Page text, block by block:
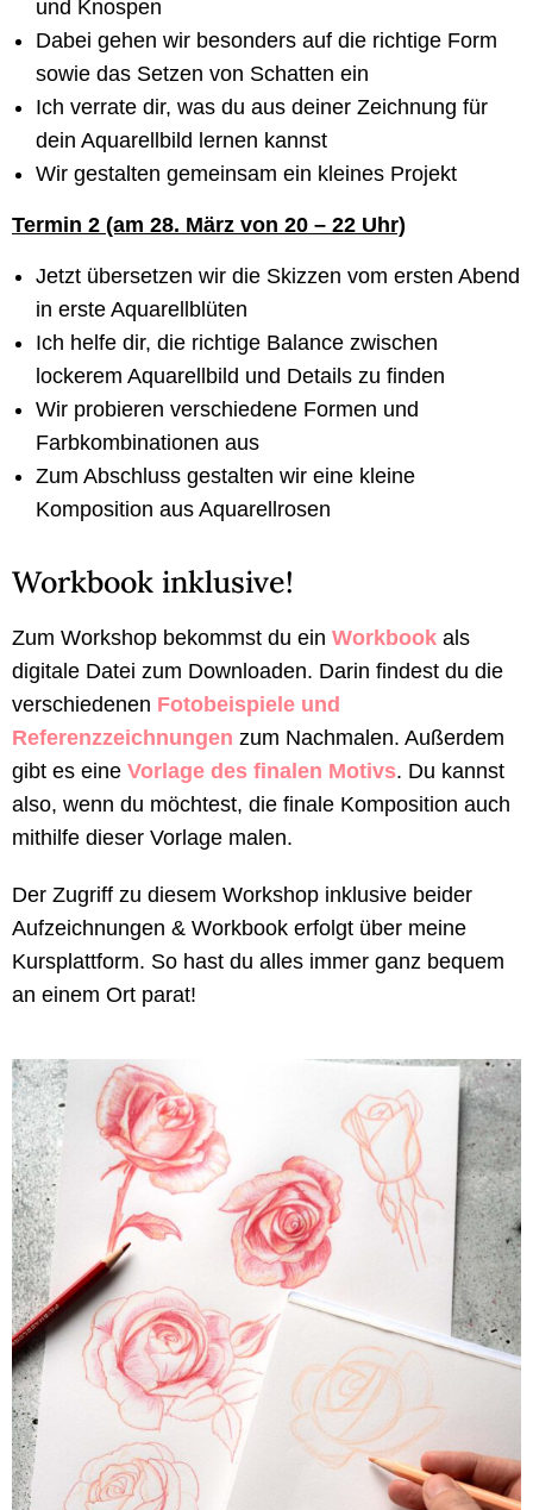
und Knospen
Dabei gehen wir besonders auf die richtige Form
sowie das Setzen von Schatten ein
Ich verrate dir, was du aus deiner Zeichnung für
dein Aquarellbild lernen kannst
Wir gestalten gemeinsam ein kleines Projekt
Termin 2 (am 28. März von 20 – 22 Uhr)
Jetzt übersetzen wir die Skizzen vom ersten Abend
in erste Aquarellblüten
Ich helfe dir, die richtige Balance zwischen
lockerem Aquarellbild und Details zu finden
Wir probieren verschiedene Formen und
Farbkombinationen aus
Zum Abschluss gestalten wir eine kleine
Komposition aus Aquarellrosen
Workbook inklusive!
Zum Workshop bekommst du ein Workbook als
digitale Datei zum Downloaden. Darin findest du die
verschiedenen Fotobeispiele und
Referenzzeichnungen zum Nachmalen. Außerdem
gibt es eine Vorlage des finalen Motivs. Du kannst
also, wenn du möchtest, die finale Komposition auch
mithilfe dieser Vorlage malen.
Der Zugriff zu diesem Workshop inklusive beider
Aufzeichnungen & Workbook erfolgt über meine
Kursplattform. So hast du alles immer ganz bequem
an einem Ort parat!